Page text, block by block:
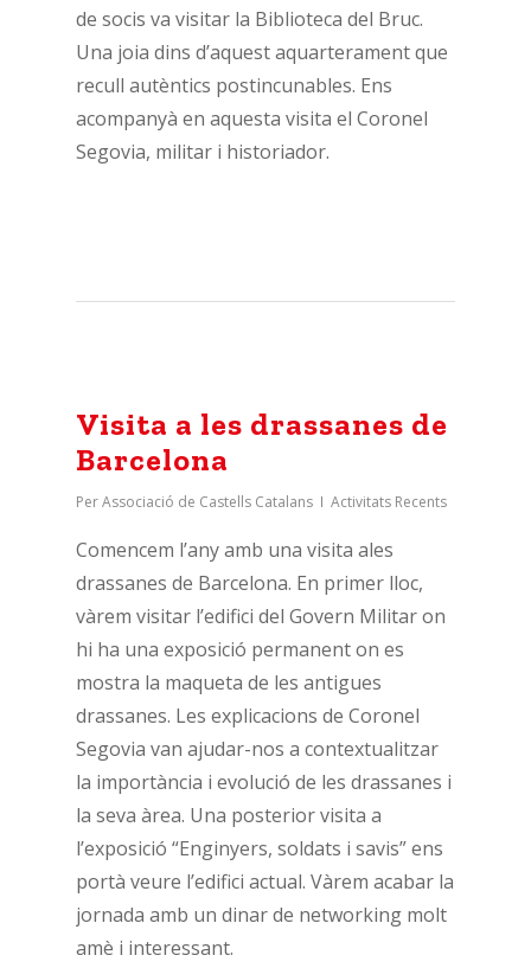
de socis va visitar la Biblioteca del Bruc.
Una joia dins d’aquest aquarterament que
recull autèntics postincunables. Ens
acompanyà en aquesta visita el Coronel
Segovia, militar i historiador.
Visita a les drassanes de
Barcelona
PerAssociació de Castells Catalans Activitats Recents
Comencem l’any amb una visita ales
drassanes de Barcelona. En primer lloc,
vàrem visitar l’edifici del Govern Militar on
hi ha una exposició permanent on es
mostra la maqueta de les antigues
drassanes. Les explicacions de Coronel
Segovia van ajudar-nos a contextualitzar
la importància i evolució de les drassanes i
la seva àrea. Una posterior visita a
l’exposició “Enginyers, soldats i savis” ens
portà veure l’edifici actual. Vàrem acabar la
jornada amb un dinar de networking molt
amè i interessant.